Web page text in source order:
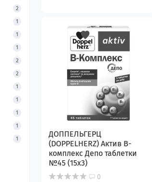
2
1
1
1
2
2
1
1
1
1
1
ДОППЕЛЬГЕРЦ
(DOPPELHERZ) Актив В-
комплекс Депо таблетки
№45 (15х3)
0